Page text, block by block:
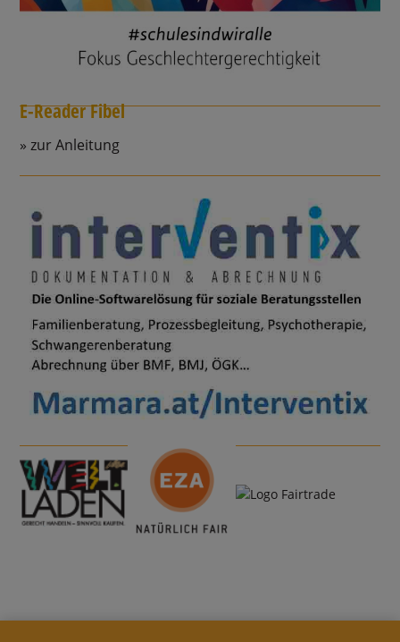
E-Reader Fibel
zur Anleitung